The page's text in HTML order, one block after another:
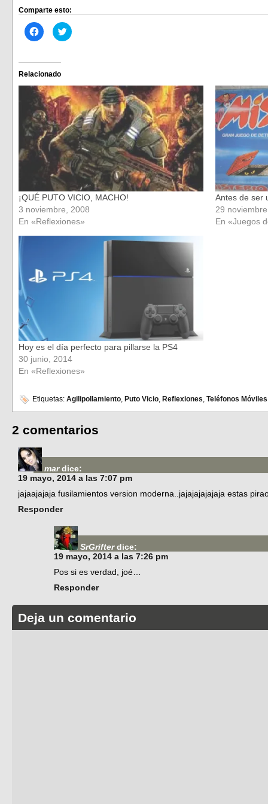
Comparte esto:
Haz
clic
Facebook
(Se
abre
en
una
ventana
nueva)
Haz
clic
en
una
ventana
nueva)
Relacionado
¡QUÉ PUTO VICIO, MACHO!
3 noviembre, 2008
En «Reflexiones»
Antes de ser
29
En «Juegos
Hoy es el día perfecto para pillarse la PS4
30 junio, 2014
En «Reflexiones»
Etiquetas: Agilipollamiento, Puto Vicio, Reflexiones, Teléfonos Móviles
2 comentarios
mar dice:
19 mayo, 2014 a las 7:07 pm
jajaajajaja fusilamientos version moderna..jajajajajajaja estas
Responder
SrGrifter dice:
19 mayo, 2014 a las 7:26 pm
Pos si es verdad, joé…
Responder
Deja un comentario